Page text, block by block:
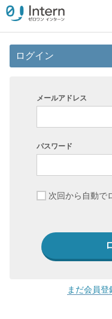
ログイン
メールアドレス
パスワード
次回から自動で
まだ会員